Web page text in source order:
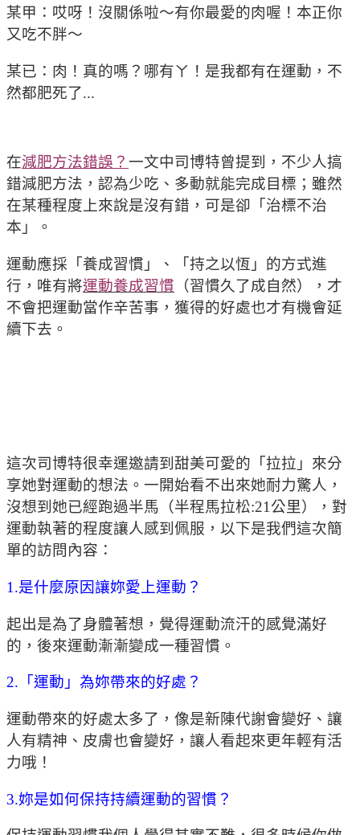
某甲：哎呀！沒關係啦～有你最愛的肉喔！本正你
又吃不胖～
某已：肉！真的嗎？哪有ㄚ！是我都有在運動，不
然都肥死了...
在減肥方法錯誤？ 一文中司博特曾提到，不少人搞
錯減肥方法，認為少吃、多動就能完成目標；雖然
在某種程度上來說是沒有錯，可是卻「治標不治
本」。
運動應採「養成習慣」、「持之以恆」的方式進
行，唯有將運動養成習慣 （習慣久了成自然），才
不會把運動當作辛苦事，獲得的好處也才有機會延
續下去。
這次司博特很幸運邀請到甜美可愛的「拉拉」來分
享她對運動的想法。一開始看不出來她耐力驚人，
沒想到她已經跑過半馬（半程馬拉松:21公里），對
運動執著的程度讓人感到佩服，以下是我們這次簡
單的訪問內容：
1.是什麼原因讓妳愛上運動？
起出是為了身體著想，覺得運動流汗的感覺滿好
的，後來運動漸漸變成一種習慣。
2.「運動」為妳帶來的好處？
運動帶來的好處太多了，像是新陳代謝會變好、讓
人有精神、皮膚也會變好，讓人看起來更年輕有活
力哦！
3.妳是如何保持持續運動的習慣？